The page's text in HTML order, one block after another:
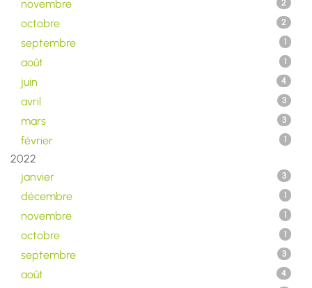
novembre
2
octobre 2
septembre 1
août 1
juin 4
avril 3
mars 3
février 1
2022
janvier
3
décembre 1
novembre 1
octobre 1
septembre 3
août 4